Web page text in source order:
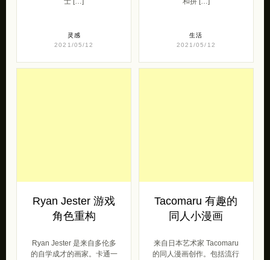
灵感
2021/05/12
生活
2021/05/12
Ryan Jester 游戏
角色重构
Ryan Jester 是来自多伦多
的自学成才的画家。卡通一
Tacomaru 有趣的
同人小漫画
来自日本艺术家 Tacomaru
的同人漫画创作。包括流行